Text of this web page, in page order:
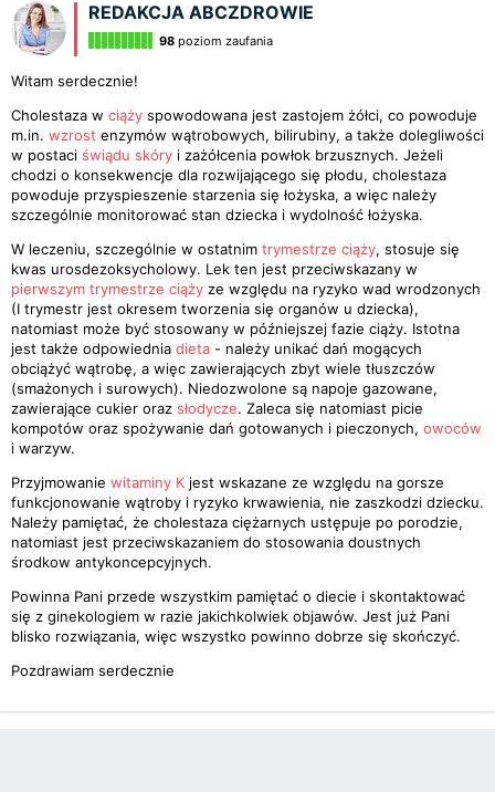
REDAKCJA ABCZDROWIE
98 poziom zaufania
Witam serdecznie!
Cholestaza w ciąży spowodowana jest zastojem żółci, co powoduje
m.in. wzrost enzymów wątrobowych, bilirubiny, a także dolegliwości
w postaci świądu skóry i zażółcenia powłok brzusznych. Jeżeli
chodzi o konsekwencje dla rozwijającego się płodu, cholestaza
powoduje przyspieszenie starzenia się łożyska, a więc należy
szczególnie monitorować stan dziecka i wydolność łożyska.
W leczeniu, szczególnie w ostatnim trymestrze ciąży, stosuje się
kwas urosdezoksycholowy. Lek ten jest przeciwskazany w
pierwszym trymestrze ciąży ze względu na ryzyko wad wrodzonych
(I trymestr jest okresem tworzenia się organów u dziecka),
natomiast może być stosowany w późniejszej fazie ciąży. Istotna
jest także odpowiednia dieta - należy unikać dań mogących
obciążyć wątrobę, a więc zawierających zbyt wiele tłuszczów
(smażonych i surowych). Niedozwolone są napoje gazowane,
zawierające cukier oraz słodycze. Zaleca się natomiast picie
kompotów oraz spożywanie dań gotowanych i pieczonych, owoców
i warzyw.
Przyjmowanie witaminy K jest wskazane ze względu na gorsze
funkcjonowanie wątroby i ryzyko krwawienia, nie zaszkodzi dziecku.
Należy pamiętać, że cholestaza ciężarnych ustępuje po porodzie,
natomiast jest przeciwskazaniem do stosowania doustnych
środkow antykoncepcyjnych.
Powinna Pani przede wszystkim pamiętać o diecie i skontaktować
się z ginekologiem w razie jakichkolwiek objawów. Jest już Pani
blisko rozwiązania, więc wszystko powinno dobrze się skończyć.
Pozdrawiam serdecznie